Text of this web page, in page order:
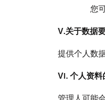
您
V.关于数据
提供个人数
VI. 个人资料